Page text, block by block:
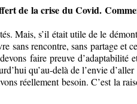
de la crise du Covid.
Mais, s’il était utile de le
sans rencontre, sans partage et
faire preuve d’adaptabilité
qu’au-delà de l’envie
réellement besoin. C’est la